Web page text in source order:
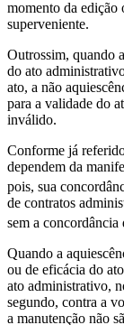
momento da
superveniente.
Outrossim, quando
do ato
ato, a não
para a validade do
inválido.
Conforme já
dependem da
pois, sua
de contratos
sem a
Quando a
ou de eficácia do
ato administrativo,
segundo, contra a
a manutenção não